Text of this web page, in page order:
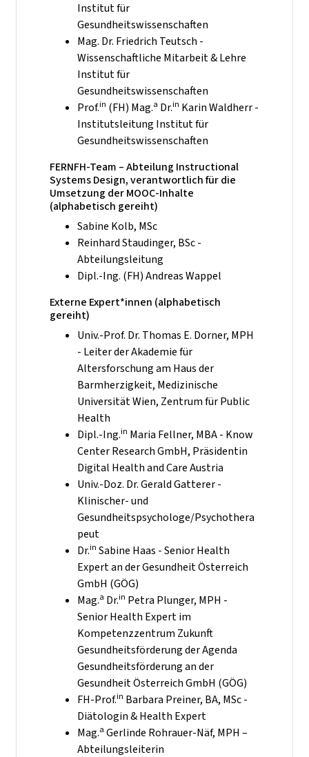
Institut für
Gesundheitswissenschaften
Mag. Dr. Friedrich Teutsch -
Wissenschaftliche Mitarbeit & Lehre
Institut für
Gesundheitswissenschaften
Prof.in (FH) Mag.a Dr.in Karin Waldherr -
Institutsleitung Institut für
Gesundheitswissenschaften
FERNFH-Team – Abteilung Instructional
Systems Design, verantwortlich für die
Umsetzung der MOOC-Inhalte
(alphabetisch gereiht)
Sabine Kolb, MSc
Reinhard Staudinger, BSc -
Abteilungsleitung
Dipl.-Ing. (FH) Andreas Wappel
Externe Expert*innen (alphabetisch
gereiht)
Univ.-Prof. Dr. Thomas E. Dorner, MPH
- Leiter der Akademie für
Altersforschung am Haus der
Barmherzigkeit, Medizinische
Universität Wien, Zentrum für Public
Health
Dipl.-Ing.in Maria Fellner, MBA - Know
Center Research GmbH, Präsidentin
Digital Health and Care Austria
Univ.-Doz. Dr. Gerald Gatterer -
Klinischer- und
Gesundheitspsychologe/Psychothera
peut
Dr.in Sabine Haas - Senior Health
Expert an der Gesundheit Österreich
GmbH (GÖG)
Mag.a Dr.in Petra Plunger, MPH -
Senior Health Expert im
Kompetenzzentrum Zukunft
Gesundheitsförderung der Agenda
Gesundheitsförderung an der
Gesundheit Österreich GmbH (GÖG)
FH-Prof.in Barbara Preiner, BA, MSc -
Diätologin & Health Expert
Mag.a Gerlinde Rohrauer-Näf, MPH –
Abteilungsleiterin